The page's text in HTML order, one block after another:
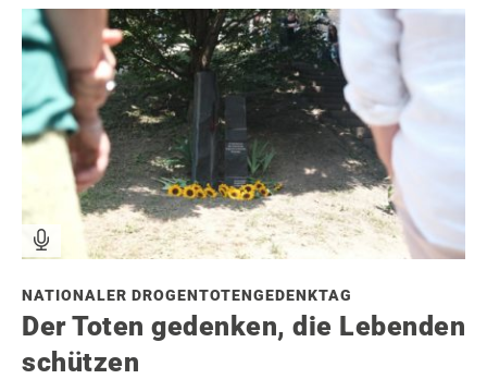
NATIONALER DROGENTOTENGEDENKTAG
Der Toten gedenken, die Lebenden
schützen